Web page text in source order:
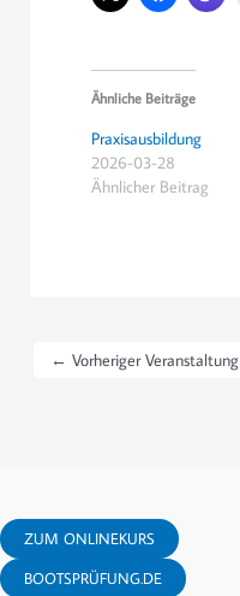
Ähnliche Beiträge
Praxisausbildung
2026-03-28
Ähnlicher Beitrag
← Vorheriger Veranstaltung
ZUM ONLINEKURS
BOOTSPRÜFUNG.DE